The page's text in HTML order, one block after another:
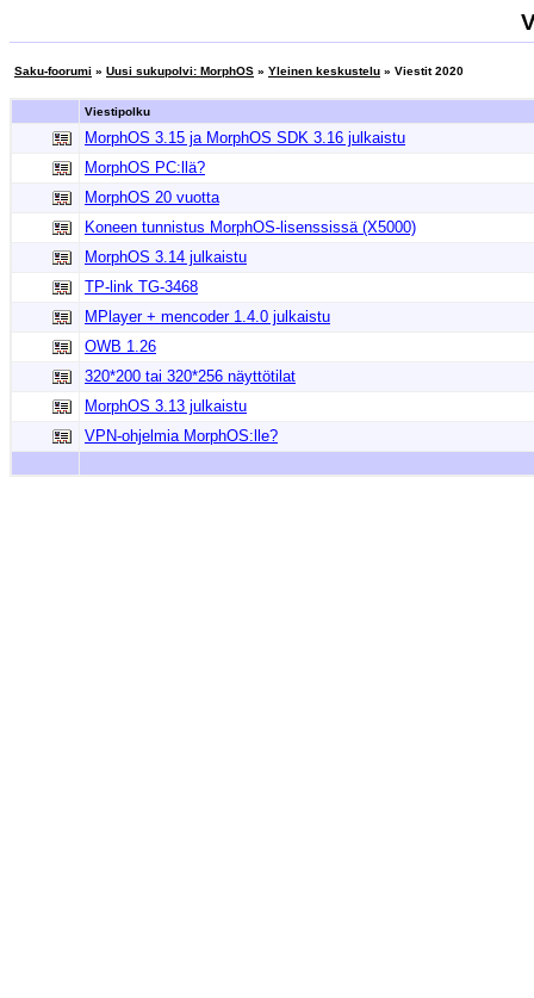
Saku-foorumi » Uusi sukupolvi: MorphOS » Yleinen keskustelu » Viestit 2020
Viestipolku
MorphOS 3.15 ja MorphOS SDK 3.16 julkaistu
MorphOS PC:llä?
MorphOS 20 vuotta
Koneen tunnistus MorphOS-lisenssissä (X5000)
MorphOS 3.14 julkaistu
TP-link TG-3468
MPlayer + mencoder 1.4.0 julkaistu
OWB 1.26
320*200 tai 320*256 näyttötilat
MorphOS 3.13 julkaistu
VPN-ohjelmia MorphOS:lle?